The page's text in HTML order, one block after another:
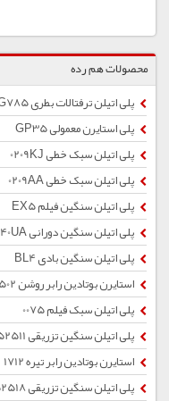
محصولات هم رده
پلی اتیلن ترفتالات بطری BG785
پلی استایرن معمولی GP35
پلی اتیلن سبک خطی 0209KJ
پلی اتیلن سبک خطی 0209AA
پلی اتیلن سنگین فیلم EX5
پلی اتیلن سنگین دورانی 3840UA
پلی اتیلن سنگین بادی BL4
استایرن بوتادین رابر روشن 1502
پلی اتیلن سبک فیلم 0075
پلی اتیلن سنگین تزریقی 52511
استایرن بوتادین رابر تیره 1712
پلی اتیلن سنگین تزریقی 52518